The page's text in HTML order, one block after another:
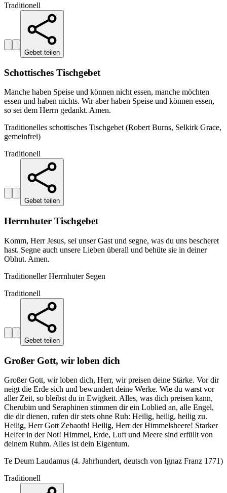
Traditionell
Gebet teilen
Schottisches Tischgebet
Manche haben Speise und können nicht essen, manche möchten
essen und haben nichts. Wir aber haben Speise und können essen,
so sei dem Herrn gedankt. Amen.
Traditionelles schottisches Tischgebet (Robert Burns, Selkirk Grace,
gemeinfrei)
Traditionell
Gebet teilen
Herrnhuter Tischgebet
Komm, Herr Jesus, sei unser Gast und segne, was du uns bescheret
hast. Segne auch unsere Lieben überall und behüte sie in deiner
Obhut. Amen.
Traditioneller Herrnhuter Segen
Traditionell
Gebet teilen
Großer Gott, wir loben dich
Großer Gott, wir loben dich, Herr, wir preisen deine Stärke. Vor dir
neigt die Erde sich und bewundert deine Werke. Wie du warst vor
aller Zeit, so bleibst du in Ewigkeit. Alles, was dich preisen kann,
Cherubim und Seraphinen stimmen dir ein Loblied an, alle Engel,
die dir dienen, rufen dir stets ohne Ruh: Heilig, heilig, heilig zu.
Heilig, Herr Gott Zebaoth! Heilig, Herr der Himmelsheere! Starker
Helfer in der Not! Himmel, Erde, Luft und Meere sind erfüllt von
deinem Ruhm. Alles ist dein Eigentum.
Te Deum Laudamus (4. Jahrhundert, deutsch von Ignaz Franz 1771)
Traditionell